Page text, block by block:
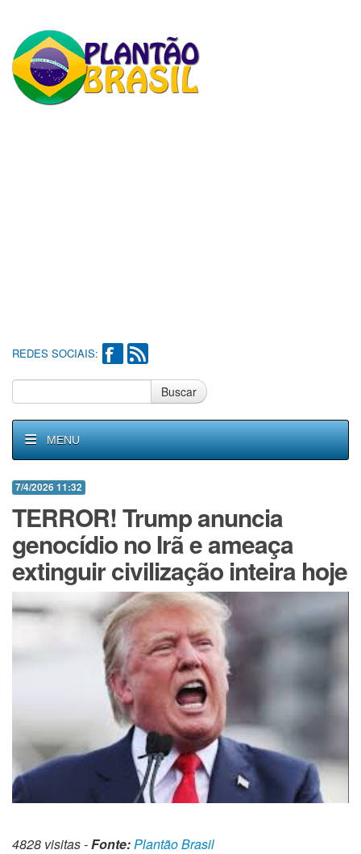
REDES SOCIAIS:
Buscar
MENU
7/4/2026 11:32
TERROR! Trump anuncia
genocídio no Irã e ameaça
extinguir civilização inteira hoje
4828 visitas -Fonte:Plantão Brasil